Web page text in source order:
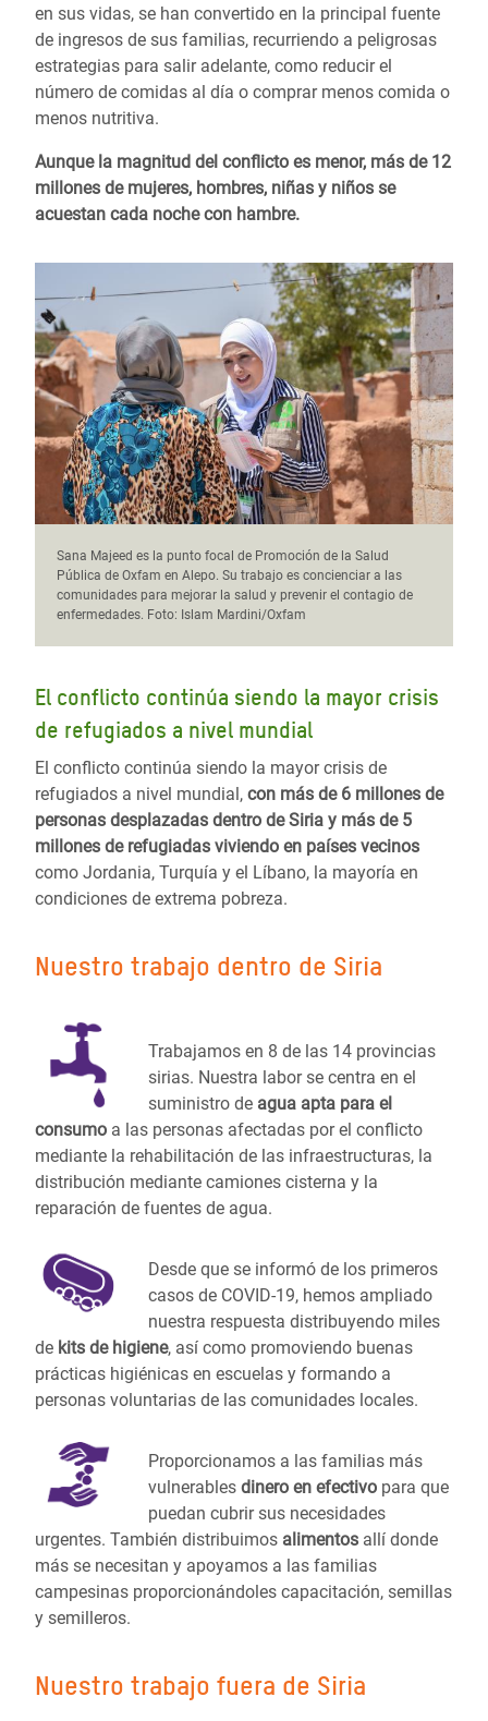
en sus vidas, se han convertido en la principal fuente
de ingresos de sus familias, recurriendo a peligrosas
estrategias para salir adelante, como reducir el
número de comidas al día o comprar menos comida o
menos nutritiva.
Aunque la magnitud del conflicto es menor, más de 12
millones de mujeres, hombres, niñas y niños se
acuestan cada noche con hambre.
Sana Majeed es la punto focal de Promoción de la Salud
Pública de Oxfam en Alepo. Su trabajo es concienciar a las
comunidades para mejorar la salud y prevenir el contagio de
enfermedades. Foto: Islam Mardini/Oxfam
El conflicto continúa siendo la mayor crisis
de refugiados a nivel mundial
El conflicto continúa siendo la mayor crisis de
refugiados a nivel mundial, con más de 6 millones de
personas desplazadas dentro de Siria y más de 5
millones de refugiadas viviendo en países vecinos
como Jordania, Turquía y el Líbano, la mayoría en
condiciones de extrema pobreza.
Nuestro trabajo dentro de Siria
Trabajamos en 8 de las 14 provincias
sirias. Nuestra labor se centra en el
suministro de agua apta para el
consumo a las personas afectadas por el conflicto
mediante la rehabilitación de las infraestructuras, la
distribución mediante camiones cisterna y la
reparación de fuentes de agua.
Desde que se informó de los primeros
casos de COVID-19, hemos ampliado
nuestra respuesta distribuyendo miles
de kits de higiene, así como promoviendo buenas
prácticas higiénicas en escuelas y formando a
personas voluntarias de las comunidades locales.
Proporcionamos a las familias más
vulnerables dinero en efectivo para que
puedan cubrir sus necesidades
urgentes. También distribuimos alimentos allí donde
más se necesitan y apoyamos a las familias
campesinas proporcionándoles capacitación, semillas
y semilleros.
Nuestro trabajo fuera de Siria